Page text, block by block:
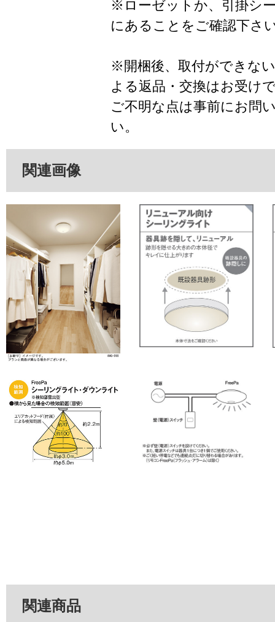
※ローゼットか、引掛シ
にあることをご確認下さ
※開梱後、取付ができな
よる返品・交換はお受け
ご不明な点は事前にお問
い。
関連画像
関連商品